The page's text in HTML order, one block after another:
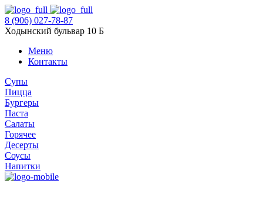
8 (906) 027-78-87
Ходынский бульвар 10 Б
Меню
Контакты
Супы
Пицца
Бургеры
Паста
Салаты
Горячее
Десерты
Соусы
Напитки